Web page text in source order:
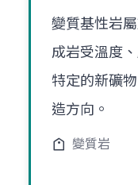
變質基性岩
成岩受溫度
特定的新礦
造方向。
變質岩